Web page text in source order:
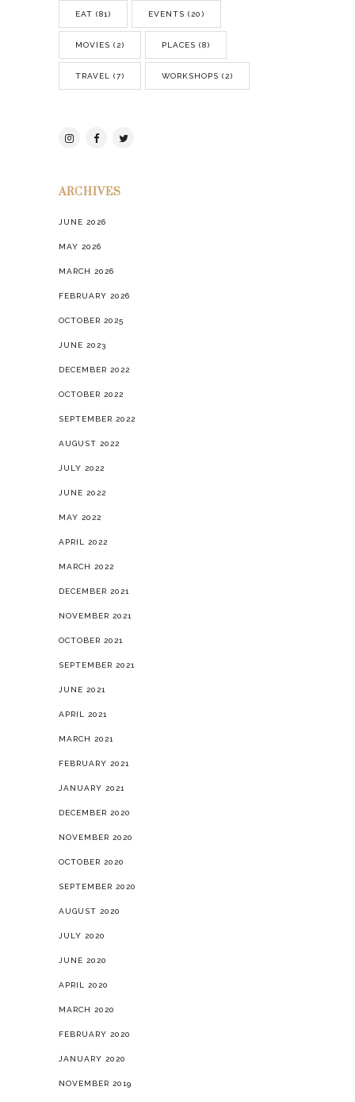
EAT (81) EVENTS (20)
MOVIES (2) PLACES (8)
TRAVEL (7) WORKSHOPS (2)
ARCHIVES
JUNE 2026
MAY 2026
MARCH 2026
FEBRUARY 2026
OCTOBER 2025
JUNE 2023
DECEMBER 2022
OCTOBER 2022
SEPTEMBER 2022
AUGUST 2022
JULY 2022
JUNE 2022
MAY 2022
APRIL 2022
MARCH 2022
DECEMBER 2021
NOVEMBER 2021
OCTOBER 2021
SEPTEMBER 2021
JUNE 2021
APRIL 2021
MARCH 2021
FEBRUARY 2021
JANUARY 2021
DECEMBER 2020
NOVEMBER 2020
OCTOBER 2020
SEPTEMBER 2020
AUGUST 2020
JULY 2020
JUNE 2020
APRIL 2020
MARCH 2020
FEBRUARY 2020
JANUARY 2020
NOVEMBER 2019